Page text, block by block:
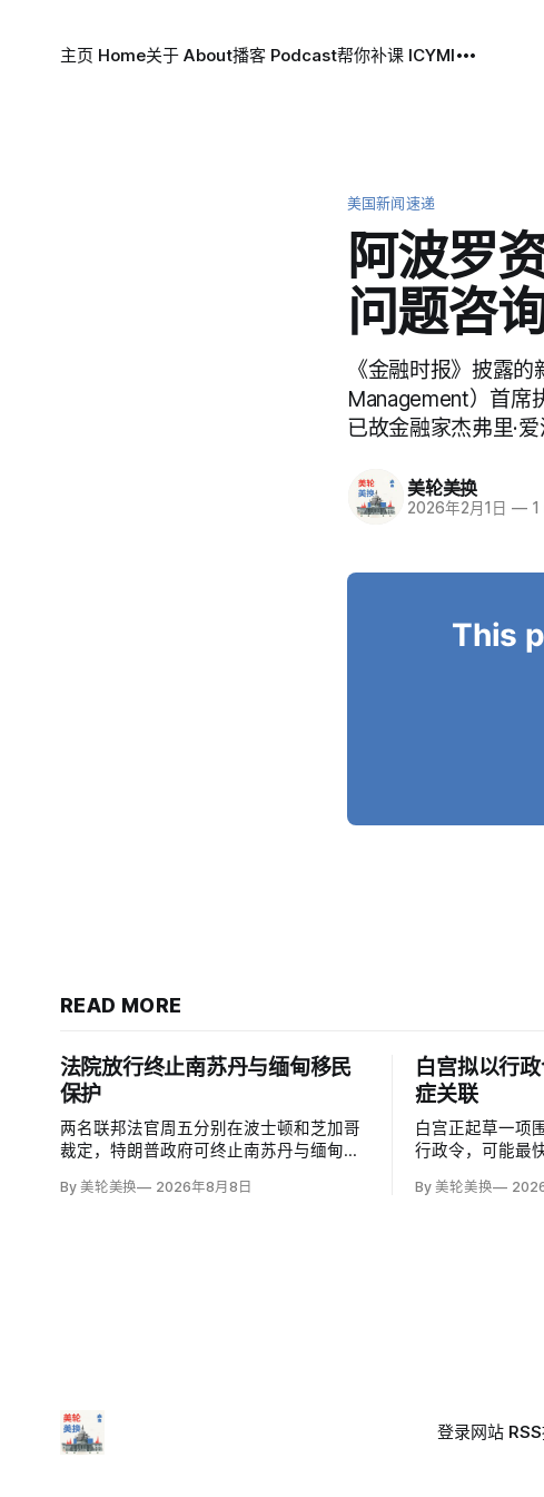
主页 Home关于 About播客 Podcast帮你补课 ICYMI
美国新闻速递
阿波罗
问题咨
《金融时报》披露
Management）首席
已故金融家杰弗里·
美轮美换
2026年2月1日 — 1
This
READ MORE
法院放行终止南苏丹与缅甸移民
保护
两名联邦法官周五分别在波士顿和芝加哥
裁定，特朗普政府可终止南苏丹与缅甸公
南苏丹人和约4000名缅甸人失去免遭遣返
By 美轮美换 2026年8月8日
白宫拟以行
症关联
白宫正起草一项
行政令，可能最
接种计划、自闭
By 美轮美换
登录网站 RSS